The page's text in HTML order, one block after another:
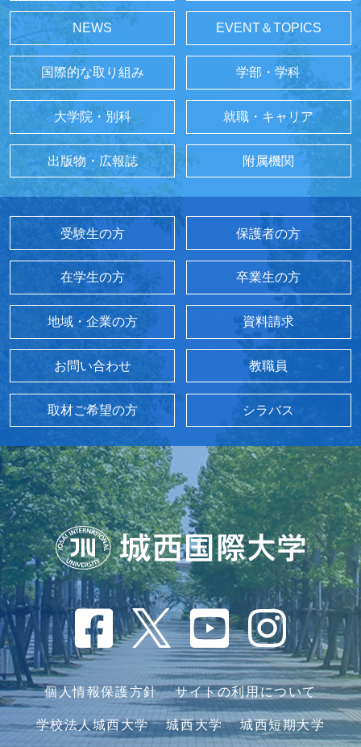
NEWS EVENT＆TOPICS
国際的な取り組み 学部・学科
大学院・別科 就職・キャリア
出版物・広報誌 附属機関
受験生の方 保護者の方
在学生の方 卒業生の方
地域・企業の方 資料請求
お問い合わせ 教職員
取材ご希望の方 シラバス
個人情報保護方針 サイトの利用について
学校法人城西大学 城西大学 城西短期大学